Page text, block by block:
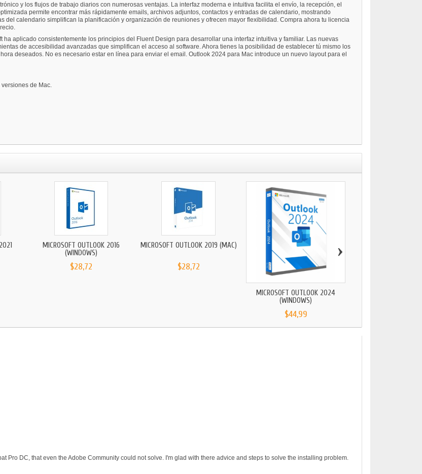
y los flujos de trabajo diarios con numerosas ventajas. La interfaz moderna e intuitiva facilita el envío, la recepción, el
permite encontrar más rápidamente emails, archivos adjuntos, contactos y entradas de calendario, mostrando
del calendario simplifican la planificación y organización de reuniones y ofrecen mayor flexibilidad. Compra ahora tu licencia
aplicado consistentemente los principios del Fluent Design para desarrollar una interfaz intuitiva y familiar. Las nuevas
de accesibilidad avanzadas que simplifican el acceso al software. Ahora tienes la posibilidad de establecer tú mismo los
deseados. No es necesario estar en línea para enviar el email. Outlook 2024 para Mac introduce un nuevo layout para el
de Mac.
MICROSOFT OUTLOOK 2016
(WINDOWS)
$28,72
MICROSOFT OUTLOOK 2019 (MAC)
$28,72
MICROSOFT OUTLOOK 2024
(WINDOWS)
$44,99
›
Pro DC, that even the Adobe Community could not solve. I'm glad with there advice and steps to solve the installing problem.